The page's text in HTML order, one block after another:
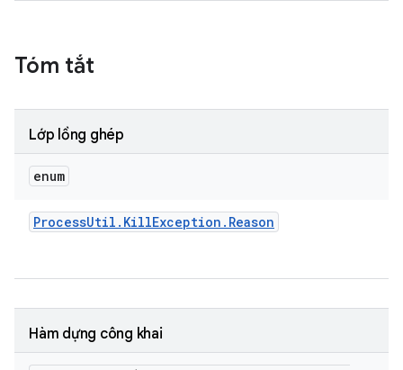
Tóm tắt
Lớp lồng ghép
enum
ProcessUtil . KillException . Reason
Hàm dựng công khai